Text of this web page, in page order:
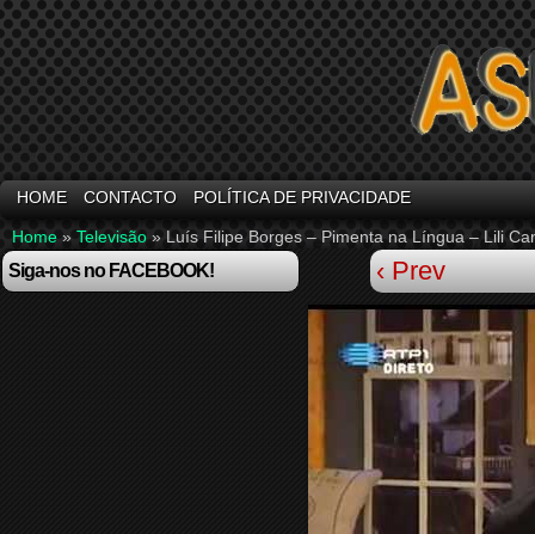
HOME CONTACTO POLÍTICA DE PRIVACIDADE
Home » Televisão » Luís Filipe Borges – Pimenta na Língua – Lili
Siga-nos no FACEBOOK! ‹ Prev